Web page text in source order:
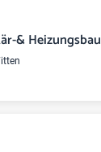
& Heizungsbau